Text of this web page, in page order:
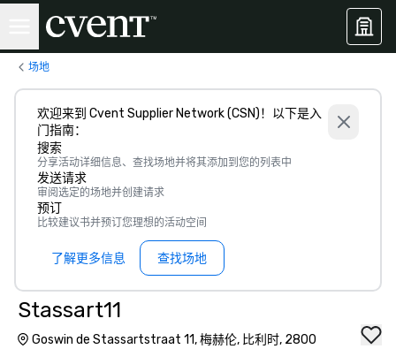
场地
欢迎来到 Cvent Supplier Network (CSN)！以下是入
门指南：
搜索
分享活动详细信息、查找场地并将其添加到您的列表中
发送请求
审阅选定的场地并创建请求
预订
比较建议书并预订您理想的活动空间
了解更多信息 查找场地
Stassart11
Goswin de Stassartstraat 11, 梅赫伦, 比利时, 2800